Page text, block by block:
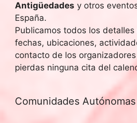
Antigüedades y otros
España.
Publicamos todos los detalles
fechas, ubicaciones,
contacto de los
pierdas ninguna cita del
Comunidades Autónomas